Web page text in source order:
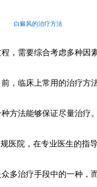
白癜风的治疗方法
，需要综合考虑多种因
，临床上常用的治疗方
方法能够保证尽量治疗
医院，在专业医生的指
多治疗手段中的一种，